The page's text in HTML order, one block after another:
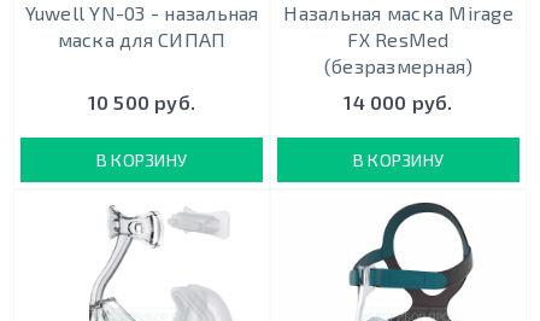
Yuwell YN-03 - назальная
маска для СИПАП
10 500 руб.
В КОРЗИНУ
Назальная маска Mirage
FX ResMed
(безразмерная)
14 000 руб.
В КОРЗИНУ